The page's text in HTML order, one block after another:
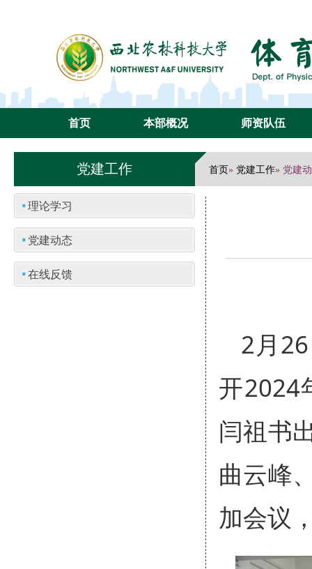
首页 本部概况 师资队伍
党建工作 首页» 党建工作» 党建
理论学习
党建动态
在线反馈
2月
开2024
闫祖书
曲云峰
加会议